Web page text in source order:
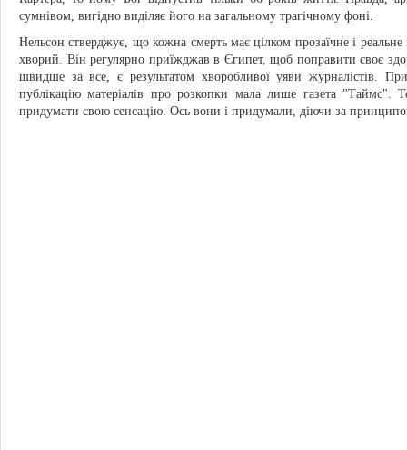
сумнівом, вигідно виділяє його на загальному трагічному фоні.
Нельсон стверджує, що кожна смерть має цілком прозаїчне і
хворий. Він регулярно приїжджав в Єгипет, щоб поправити своє
швидше за все, є результатом хворобливої уяви журналістів.
публікацію матеріалів про розкопки мала лише газета "Таймс".
придумати свою сенсацію. Ось вони і придумали, діючи за